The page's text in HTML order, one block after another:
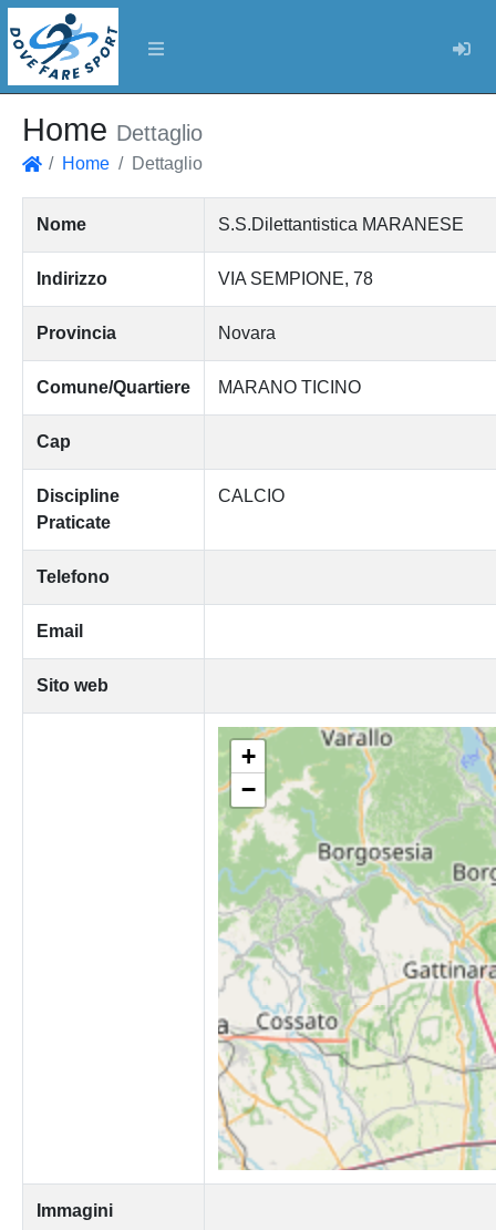
Home Dettaglio
Home Dettaglio
Nome S.S.Dilettantistica MARANESE
Indirizzo VIA SEMPIONE, 78
Provincia Novara
Comune/Quartiere MARANO TICINO
Cap
Discipline
Praticate
CALCIO
Telefono
Email
Sito web
+
−
Immagini